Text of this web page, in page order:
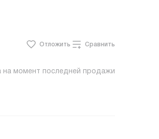
Отложить Сравнить
на момент последней продажи